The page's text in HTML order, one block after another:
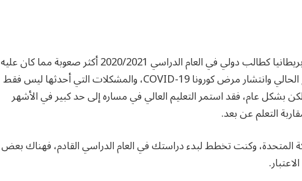
قد يكون الالتحاق بالدراسة والجامعة في بريطانيا كطالب دولي في العام الدراسي 2020/2021 أكثر صعوبة مما كان عليه
الحال من قبل. وهذا، فقط بسبب الوضع الحالي وانتشار مرض كورونا COVID-19، والمشكلات التي أحدثها ليس فقط
بشكل عام، فقد استمر التعليم العالي في مساره إلى حد كبير في الأشهر
التعلم عن بعد.
المتحدة، وكنت تخطط لبدء دراستك في العام الدراسي القادم، فهناك بعض